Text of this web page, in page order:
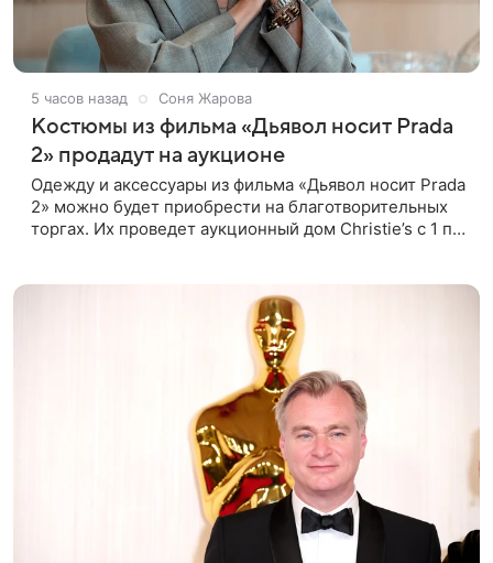
5 часов назад Соня Жарова
Костюмы из фильма «Дьявол носит Prada
2» продадут на аукционе
Одежду и аксессуары из фильма «Дьявол носит Prada
2» можно будет приобрести на благотворительных
торгах. Их проведет аукционный дом Christie’s с 1 по